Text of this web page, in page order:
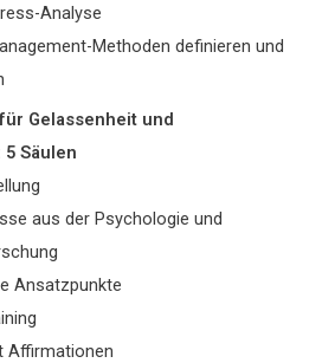
Analyse
Methoden definieren und
Gelassenheit und
Säulen
aus der Psychologie und
Ansatzpunkte
Affirmationen